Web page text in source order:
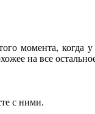
момента, когда
на все
с ними.